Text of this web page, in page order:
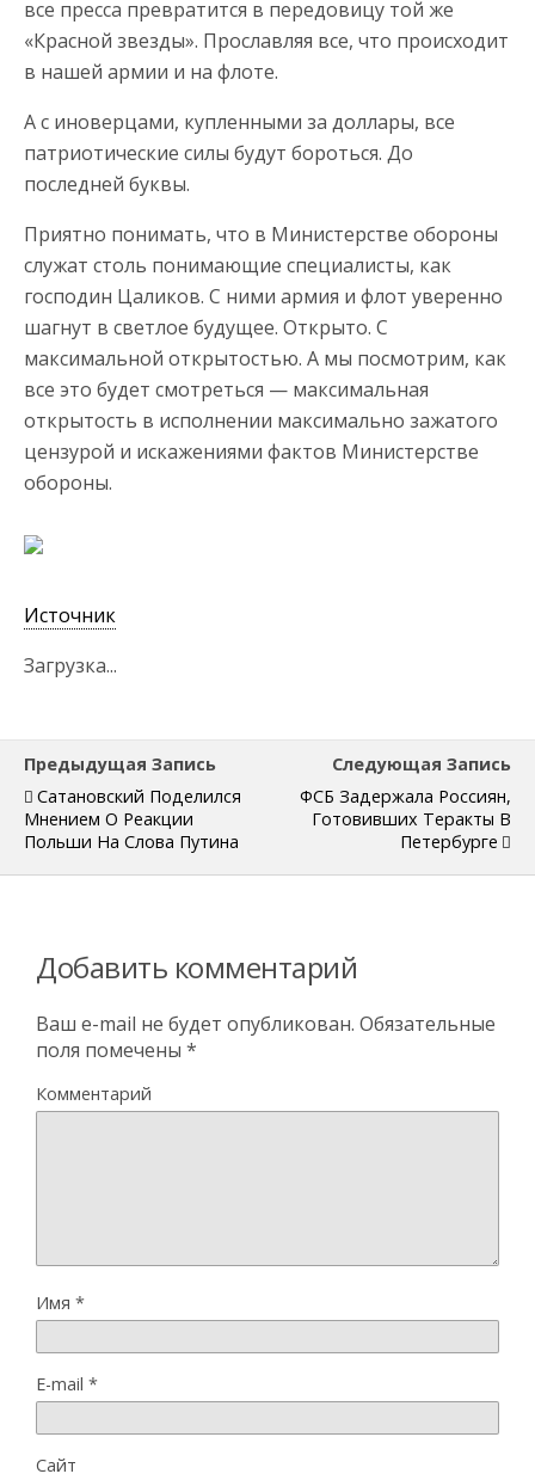
все пресса превратится в передовицу той же
«Красной звезды». Прославляя все, что происходит
в нашей армии и на флоте.
А с иноверцами, купленными за доллары, все
патриотические силы будут бороться. До
последней буквы.
Приятно понимать, что в Министерстве обороны
служат столь понимающие специалисты, как
господин Цаликов. С ними армия и флот уверенно
шагнут в светлое будущее. Открыто. С
максимальной открытостью. А мы посмотрим, как
все это будет смотреться — максимальная
открытость в исполнении максимально зажатого
цензурой и искажениями фактов Министерстве
обороны.
Источник
Загрузка...
Предыдущая Запись
Сатановский Поделился
Мнением О Реакции
Польши На Слова Путина
Следующая Запись
ФСБ Задержала Россиян,
Готовивших Теракты В
Петербурге
Добавить комментарий
Ваш e-mail не будет опубликован. Обязательные
поля помечены *
Комментарий
Имя *
E-mail *
Сайт